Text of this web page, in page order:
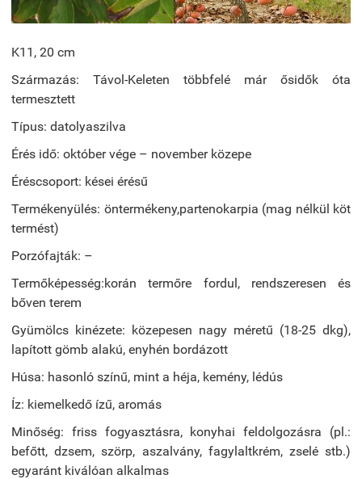
K11, 20 cm
Származás: Távol-Keleten többfelé már ősidők óta
termesztett
Típus: datolyaszilva
Érés idő: október vége – november közepe
Éréscsoport: kései érésű
Termékenyülés: öntermékeny,partenokarpia (mag nélkül köt
termést)
Porzófajták: –
Termőképesség:korán termőre fordul, rendszeresen és
bőven terem
Gyümölcs kinézete: közepesen nagy méretű (18-25 dkg),
lapított gömb alakú, enyhén bordázott
Húsa: hasonló színű, mint a héja, kemény, lédús
Íz: kiemelkedő ízű, aromás
Minőség: friss fogyasztásra, konyhai feldolgozásra (pl.:
befőtt, dzsem, szörp, aszalvány, fagylaltkrém, zselé stb.)
egyaránt kiválóan alkalmas